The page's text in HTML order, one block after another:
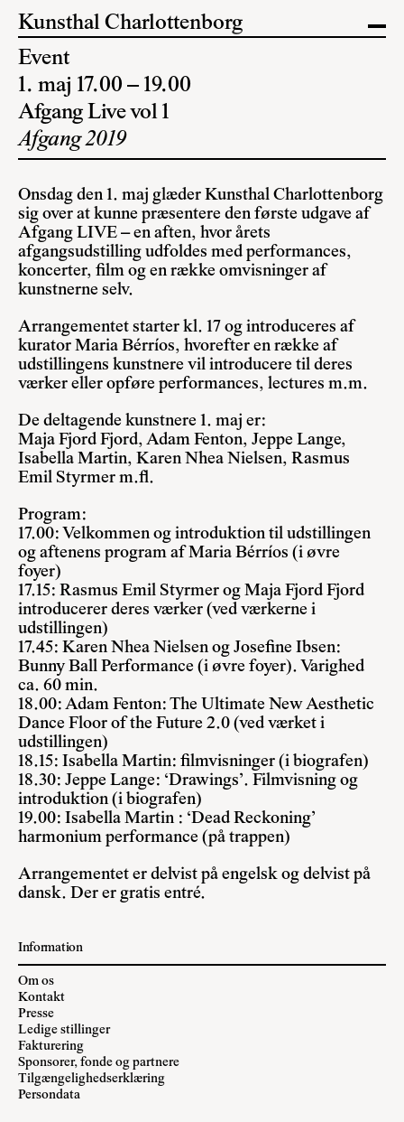
Kunsthal Charlottenborg
Event
1. maj 17.00 – 19.00
Afgang Live vol 1
Afgang 2019
Onsdag den 1. maj glæder Kunsthal Charlottenborg
sig over at kunne præsentere den første udgave af
Afgang LIVE – en aften, hvor årets
afgangsudstilling udfoldes med performances,
koncerter, film og en række omvisninger af
kunstnerne selv.
Arrangementet starter kl. 17 og introduceres af
kurator Maria Bérríos, hvorefter en række af
udstillingens kunstnere vil introducere til deres
værker eller opføre performances, lectures m.m.
De deltagende kunstnere 1. maj er:
Maja Fjord Fjord, Adam Fenton, Jeppe Lange,
Isabella Martin, Karen Nhea Nielsen, Rasmus
Emil Styrmer m.fl.
Program:
17.00: Velkommen og introduktion til udstillingen
og aftenens program af Maria Bérríos (i øvre
foyer)
17.15: Rasmus Emil Styrmer og Maja Fjord Fjord
introducerer deres værker (ved værkerne i
udstillingen)
17.45: Karen Nhea Nielsen og Josefine Ibsen:
Bunny Ball Performance (i øvre foyer). Varighed
ca. 60 min.
18.00: Adam Fenton: The Ultimate New Aesthetic
Dance Floor of the Future 2.0 (ved værket i
udstillingen)
18.15: Isabella Martin: filmvisninger (i biografen)
18.30: Jeppe Lange: ‘Drawings’. Filmvisning og
introduktion (i biografen)
19.00: Isabella Martin : ‘Dead Reckoning’
harmonium performance (på trappen)
Arrangementet er delvist på engelsk og delvist på
dansk. Der er gratis entré.
Information
Om os
Kontakt
Presse
Ledige stillinger
Fakturering
Sponsorer, fonde og partnere
Tilgængelighedserklæring
Persondata